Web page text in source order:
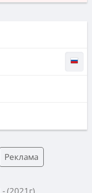
Реклама
- (2021 г).